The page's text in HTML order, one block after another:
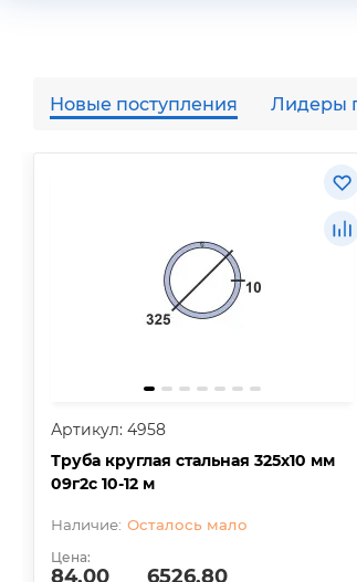
Новые поступления Лидеры
Артикул: 4958
Труба круглая стальная 325х10 мм
09г2с 10-12 м
Осталось мало
Цена:
84.00 6526.80